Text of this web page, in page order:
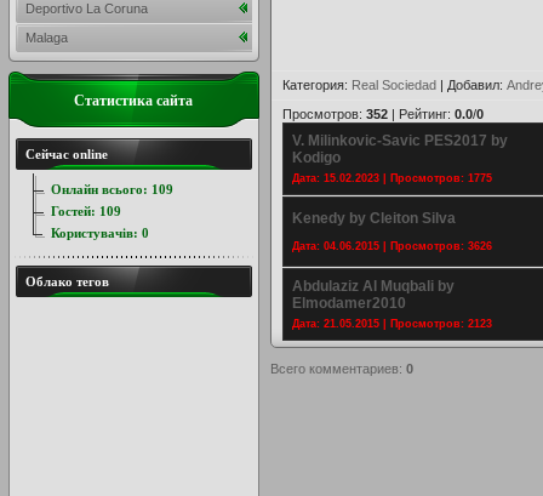
Категория: Real Sociedad | Добавил:
Просмотров: 352 | Рейтинг: 0.0/0
V. Milinkovic-Savic PES2017 by
Kodigo
Дата: 15.02.2023 | Просмотров: 1775
Kenedy by Cleiton Silva
Дата: 04.06.2015 | Просмотров: 3626
Abdulaziz Al Muqbali by
Elmodamer2010
Дата: 21.05.2015 | Просмотров: 2123
Всего комментариев: 0
Deportivo La Coruna
Malaga
Статистика сайта
Сейчас online
Онлайн всього: 109
Гостей: 109
Користувачів: 0
Облако тегов